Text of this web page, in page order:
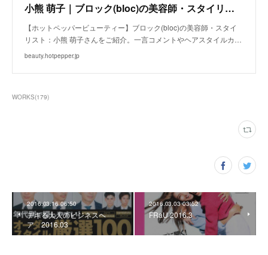
小熊 萌子｜ブロック(bloc)の美容師・スタイリスト｜ホットペッパービューティー
【ホットペッパービューティー】ブロック(bloc)の美容師・スタイ
リスト：小熊 萌子さんをご紹介。一言コメントやヘアスタイルカ…
beauty.hotpepper.jp
WORKS(179)
2016.03.16 06:50
デキる大人のビジネスヘ
ア 2016.03
2016.03.03 03:52
FRaU 2016.3